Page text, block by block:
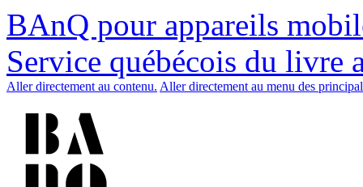
BAnQ pour appareils
Service québécois du livre
Aller directement au contenu. Aller directement au menu des